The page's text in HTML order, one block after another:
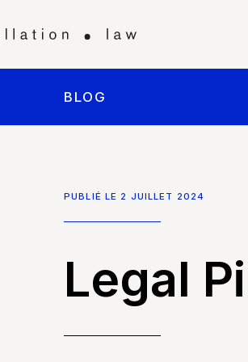
BLOG
PUBLIÉ LE 2 JUILLET 2024
Legal